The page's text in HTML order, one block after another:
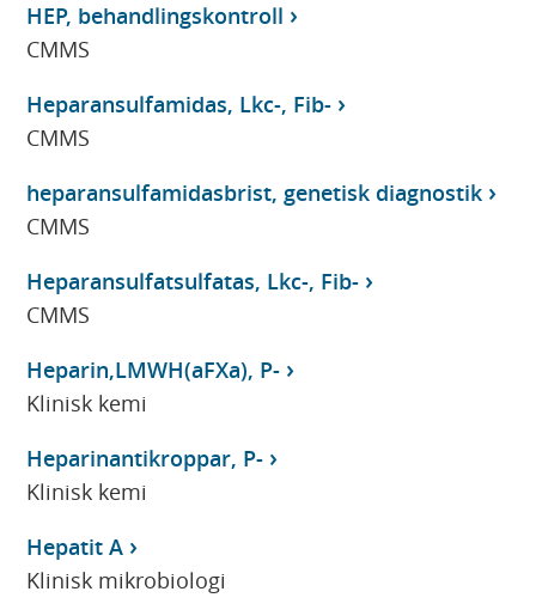
HEP, behandlingskontroll
CMMS
Heparansulfamidas, Lkc-, Fib-
CMMS
heparansulfamidasbrist, genetisk diagnostik
CMMS
Heparansulfatsulfatas, Lkc-, Fib-
CMMS
Heparin,LMWH(aFXa), P-
Klinisk kemi
Heparinantikroppar, P-
Klinisk kemi
Hepatit A
Klinisk mikrobiologi